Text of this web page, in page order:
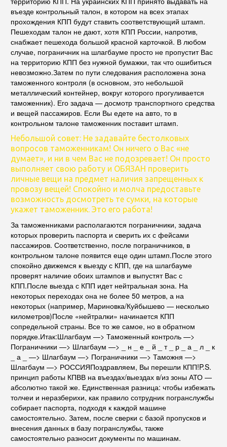
въезде контрольный талон, в котором на всех этапах
прохождения КПП будут ставить соответствующий штамп.
Пешеходам талон не дают, хотя КПП России, напротив,
снабжает пешехода большой красной карточкой. В любом
случае, пограничник на шлагбауме просто не пропустит Вас
на территорию КПП без нужной бумажки, так что ошибиться
невозможно.Затем по пути следования расположена зона
таможенного контроля (в основном, это небольшой
металлический контейнер, вокруг которого прогуливается
таможенник). Его задача — досмотр транспортного средства
и вещей пассажиров. Если Вы едете на авто, то в
контрольном талоне таможенник поставит штамп.
Небольшой совет: Не задавайте бестолковых
вопросов таможенникам! Он ничего о Вас «не
думает», и ни в чем Вас не подозревает! Он просто
выполняет свою работу и ОБЯЗАН проверить
личные вещи на предмет наличия запрещенных к
провозу вещей! Спокойно и молча предоставьте
возможность досмотреть те сумки, на которые
укажет таможенник. Это его работа!
За таможенниками располагаются пограничники, задача
которых проверить паспорта и сверить их с фейсами
пассажиров. Соответственно, после пограничников, в
контрольном талоне появится еще один штамп.После этого
спокойно движемся к выезду с КПП, где на шлагбауме
проверят наличие обоих штампов и выпустят Вас с
КПП.После выезда с КПП идет нейтральная зона. На
некоторых переходах она не более 50 метров, а на
некоторых (например, Мариновка/Куйбышево — несколько
километров)После «нейтралки» начинается КПП
сопредельной страны. Все то же самое, но в обратном
порядке.Итак:Шлагбаум —> Таможенный контроль —>
Пограничники —> Шлагбаум —> _ н _ е _ й _ т _ р _ а _ л _ к
_ а _ —> Шлагбаум —> Пограничники —> Таможня —>
Шлагбаум —> РОССИЯПоздравляем, Вы перешли КПП!P.S.
принцип работы КПВВ на въездах/выездах в/из зоны АТО —
абсолютно такой же. Единственная разница: чтобы избежать
толчеи и неразберихи, как правило сотрудник погранслужбы
собирает паспорта, подходя к каждой машине
самостоятельно. Затем, после сверки с базой пропусков и
внесения данных в базу погранслужбы, также
самостоятельно разносит документы по машинам.